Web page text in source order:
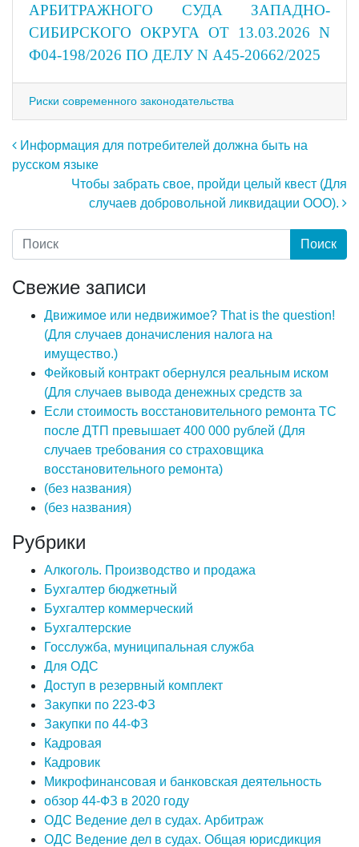
АРБИТРАЖНОГО СУДА ЗАПАДНО-
СИБИРСКОГО ОКРУГА ОТ 13.03.2026 N
Ф04-198/2026 ПО ДЕЛУ N А45-20662/2025
Риски современного законодательства
Навигация по записям
Информация для потребителей должна быть на
русском языке
Чтобы забрать свое, пройди целый квест (Для
случаев добровольной ликвидации ООО).
Свежие записи
Движимое или недвижимое? That is the question!
(Для случаев доначисления налога на
имущество.)
Фейковый контракт обернулся реальным иском
(Для случаев вывода денежных средств за
Если стоимость восстановительного ремонта ТС
после ДТП превышает 400 000 рублей (Для
случаев требования со страховщика
восстановительного ремонта)
(без названия)
(без названия)
Рубрики
Алкоголь. Производство и продажа
Бухгалтер бюджетный
Бухгалтер коммерческий
Бухгалтерские
Госслужба, муниципальная служба
Для ОДС
Доступ в резервный комплект
Закупки по 223-ФЗ
Закупки по 44-ФЗ
Кадровая
Кадровик
Микрофинансовая и банковская деятельность
обзор 44-ФЗ в 2020 году
ОДС Ведение дел в судах. Арбитраж
ОДС Ведение дел в судах. Общая юрисдикция